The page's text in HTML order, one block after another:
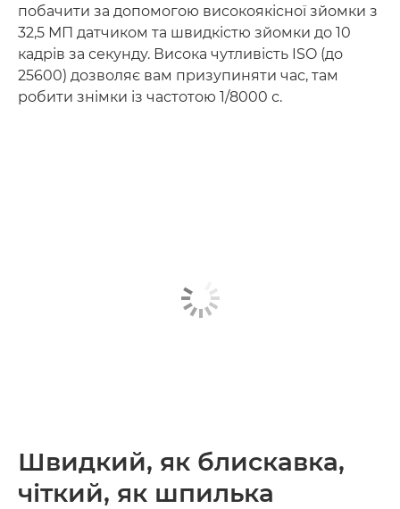
побачити за допомогою високоякісної зйомки з
32,5 МП датчиком та швидкістю зйомки до 10
кадрів за секунду. Висока чутливість ISO (до
25600) дозволяє вам призупиняти час, там
робити знімки із частотою 1/8000 с.
Швидкий, як блискавка,
чіткий, як шпилька